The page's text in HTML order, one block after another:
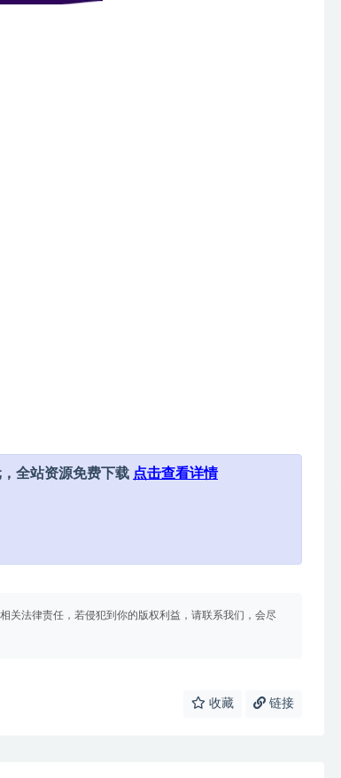
全站资源免费下载 点击查看详情
关法律责任，若侵犯到你的版权利益，请联系我们，会尽
收藏 链接